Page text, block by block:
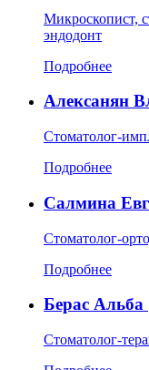
Микроскопист,
эндодонт
Подробнее
Алексанян
Стоматолог-
Подробнее
Салмина
Стоматолог-
Подробнее
Берас Альба
Стоматолог-